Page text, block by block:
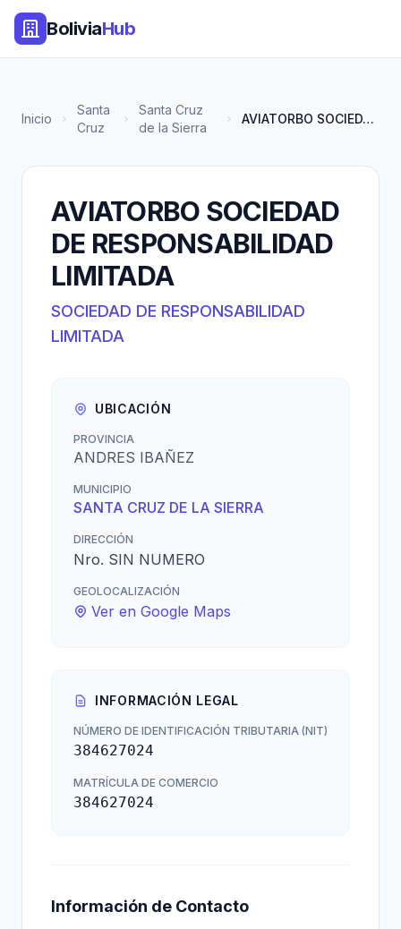
BoliviaHub
Inicio
Santa
Cruz
Santa Cruz
de la Sierra
AVIATORBO SOCIEDAD DE RESPONSA...
AVIATORBO SOCIEDAD
DE RESPONSABILIDAD
LIMITADA
SOCIEDAD DE RESPONSABILIDAD
LIMITADA
UBICACIÓN
PROVINCIA
ANDRES IBAÑEZ
MUNICIPIO
SANTA CRUZ DE LA SIERRA
DIRECCIÓN
Nro. SIN NUMERO
GEOLOCALIZACIÓN
Ver en Google Maps
INFORMACIÓN LEGAL
NÚMERO DE IDENTIFICACIÓN TRIBUTARIA (NIT)
384627024
MATRÍCULA DE COMERCIO
384627024
Información de Contacto